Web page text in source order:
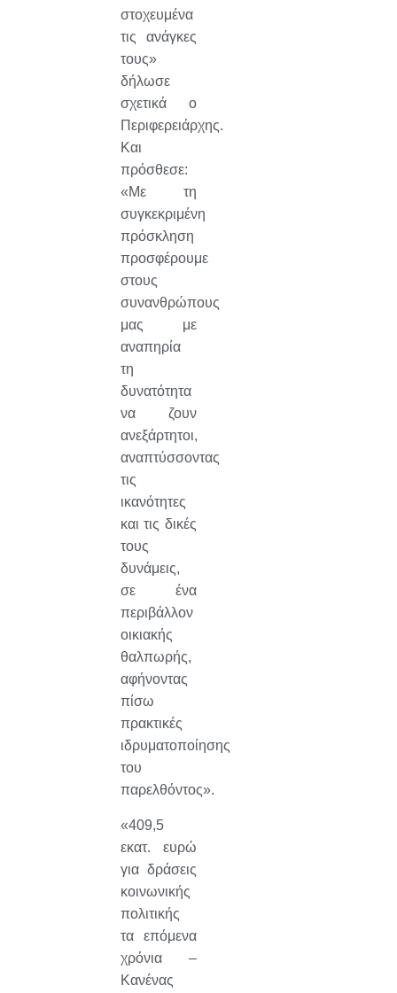
στοχευμένα
τις ανάγκες
τους»
δήλωσε
σχετικά ο
Περιφερειάρχης.
Και
πρόσθεσε:
«Με τη
συγκεκριμένη
πρόσκληση
προσφέρουμε
στους
συνανθρώπους
μας με
αναπηρία
τη
δυνατότητα
να ζουν
ανεξάρτητοι,
αναπτύσσοντας
τις
ικανότητες
και τις δικές
τους
δυνάμεις,
σε ένα
περιβάλλον
οικιακής
θαλπωρής,
αφήνοντας
πίσω
πρακτικές
ιδρυματοποίησης
του
παρελθόντος».
«409,5
εκατ. ευρώ
για δράσεις
κοινωνικής
πολιτικής
τα επόμενα
χρόνια –
Κανένας